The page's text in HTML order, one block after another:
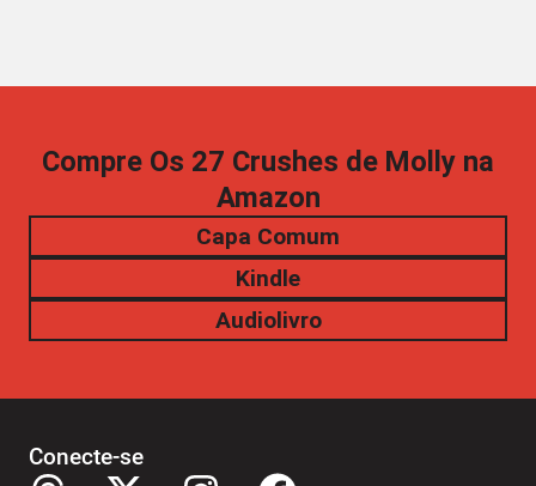
Compre Os 27 Crushes de Molly na
Amazon
Capa Comum
Kindle
Audiolivro
Conecte-se